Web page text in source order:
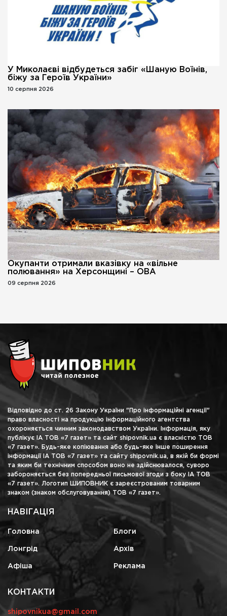
У Миколаєві відбудеться забіг «Шаную Воїнів,
біжу за Героїв України»
10 серпня 2026
Окупанти отримали вказівку на «вільне
полювання» на Херсонщині – ОВА
09 серпня 2026
Відповідно до ст. 26 Закону України "Про інформаційні агенції"
право власності на продукцію інформаційного агентства
охороняється чинним законодавством України. Інформація, яку
публікує ІА ТОВ «7 газет» та сайт shipovnik.ua є власністю ТОВ
«7 газет». Будь-яке копіювання або будь-яке інше поширення
інформації ІА ТОВ «7 газет» та сайту shipovnik.ua, в якій би формі
та яким би технічним способом воно не здійснювалося, суворо
забороняється без попередньої письмової згоди з боку ІА ТОВ
«7 газет». Логотип ШИПОВНИК є зареєстрованим товарним
знаком (знаком обслуговування) ТОВ «7 газет».
НАВІГАЦІЯ
Головна Блоги
Лонгрід Архів
Афіша Реклама
КОНТАКТИ
shipovnikua@gmail.com